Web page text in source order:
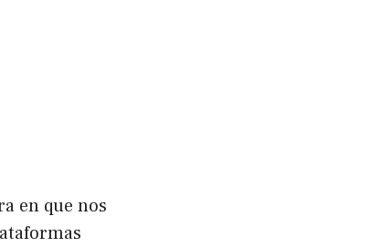
en que nos